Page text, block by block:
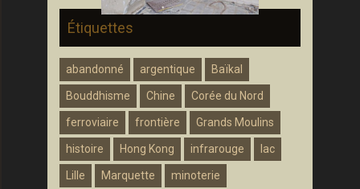
Étiquettes
abandonné argentique Baïkal
Bouddhisme Chine Corée du Nord
ferroviaire frontière Grands Moulins
histoire Hong Kong infrarouge lac
Lille Marquette minoterie